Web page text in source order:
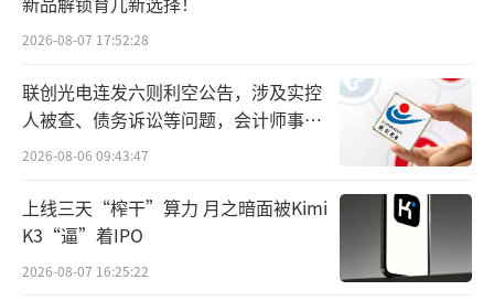
次是尽管在2022年一直解决去库存问题，但并
未得到根本性解决。
四是厂家对于开瓶与动销的支持力度在上
涨，为了应对市场变化和消费者需求，今年越
来越多的酒水厂家开始加大对开瓶和动销的支
持力度，通过数字化营销，扫码中红包等促销
活动，促进销售增长。经销商表示，福建市场
开瓶率就有明显上升。
2026-08-07 17:52:28
联创光电连发六则利空公告，涉及实控
人被查、债务诉讼等问题，会计师事务
所曾出具“保留意见”
2026-08-06 09:43:47
上线三天“榨干”算力 月之暗面被Kimi
K3“逼”着IPO
2026-08-07 16:25:22